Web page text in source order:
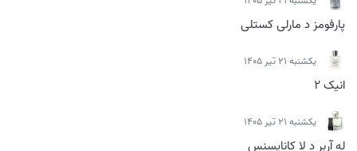
پارفومز د مارلی کستلی
يكشنبه 21 تیر 1405
انیک 2
يكشنبه 21 تیر 1405
له آربر د لا کانایسنس